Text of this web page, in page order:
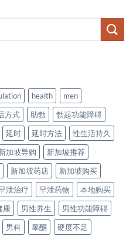
health
men
方式 助勃
勃起功能障碍
延时 延时方法
性生活持久
加坡导购
新加坡推荐
新加坡药店
新加坡购买
泄治疗 早泄药物
本地购买
康 男性养生
男性功能障碍
男科 睾酮
硬度不足